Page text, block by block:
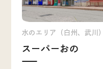
水のエリア（白州、武川）
スーパーおの